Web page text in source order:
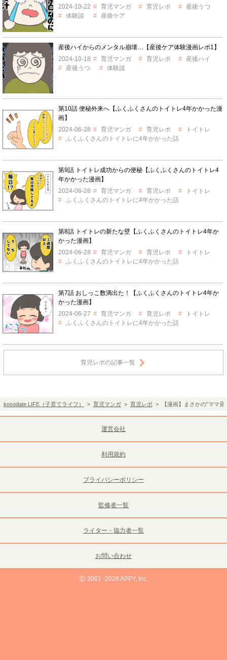
2024-10-22
育児マンガ 育児レポ
産後うつ
体験談
産後ケア
産後ハイからのメンタル崩壊…【産後ケア体験漫画レポ1】
2024-10-18
育児マンガ 育児レポ
産後ハイ
産後うつ
体験談
第10話 便秘外来へ【ふくふくさんのトイトレ4年かかった漫
画】
2024-06-28
育児マンガ 育児レポ
トイトレ
ふくふくさんのトイトレに4年かかった話
第9話 トイトレ成功からの便秘【ふくふくさんのトイトレ4
年かかった漫画】
2024-06-28
育児マンガ 育児レポ
トイトレ
ふくふくさんのトイトレに4年かかった話
第8話 トイトレの新たな壁【ふくふくさんのトイトレ4年か
かった漫画】
2024-06-28
育児マンガ 育児レポ
トイトレ
ふくふくさんのトイトレに4年かかった話
第7話 おしっこ数滴出た！【ふくふくさんのトイトレ4年か
かった漫画】
2024-06-27
育児マンガ 育児レポ
トイトレ
ふくふくさんのトイトレに4年かかった話
育児レポの記事一覧
kosodate LIFE（子育てライフ） > 育児マンガ> 育児レポ > 【漫画】まさかの”ママ
運営会社
利用規約
プライバシーポリシー
監修者一覧
ライター・協力者一覧
お問い合わせ
©2001 -2026 APPY, Inc.